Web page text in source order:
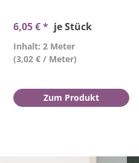
6,05 € * je Stück
Inhalt: 2 Meter
(3,02 € / Meter)
Zum Produkt